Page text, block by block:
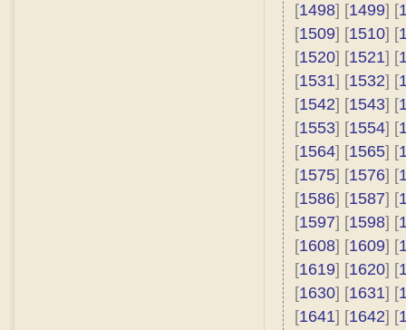
[1498] [1499] [
[1509] [1510] [
[1520] [1521] [
[1531] [1532] [
[1542] [1543] [
[1553] [1554] [
[1564] [1565] [
[1575] [1576] [
[1586] [1587] [
[1597] [1598] [
[1608] [1609] [
[1619] [1620] [
[1630] [1631] [
[1641] [1642] [